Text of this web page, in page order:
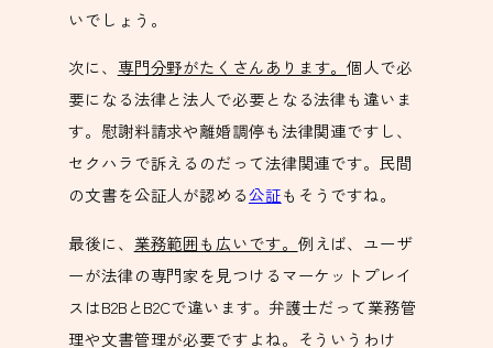
いでしょう。
次に、 専門分野がたくさんあります。個人で必
要になる法律と法人で必要となる法律も違いま
す。慰謝料請求や離婚調停も法律関連ですし、
セクハラで訴えるのだって法律関連です。民間
の文書を公証人が認める公証もそうですね。
最後に、 業務範囲も広いです。 例えば、ユーザ
ーが法律の専門家を見つけるマーケットプレイ
スはB2BとB2Cで違います。弁護士だって業務管
理や文書管理が必要ですよね。そういうわけ